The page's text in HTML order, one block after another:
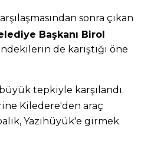
sonra çıkan
Başkanı Birol
de karıştığı öne
tepkiyle karşılandı.
Kiledere'den araç
Yazıhüyük'e girmek